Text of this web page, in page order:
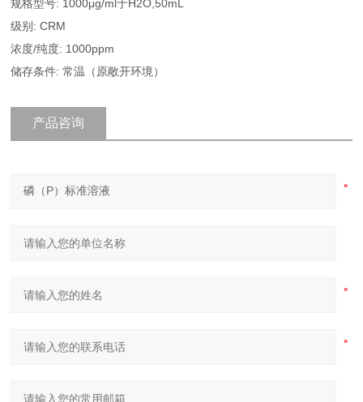
规格型号: 1000μg/ml于H2O,50mL
级别: CRM
浓度/纯度: 1000ppm
储存条件: 常温（原敞开环境）
产品咨询